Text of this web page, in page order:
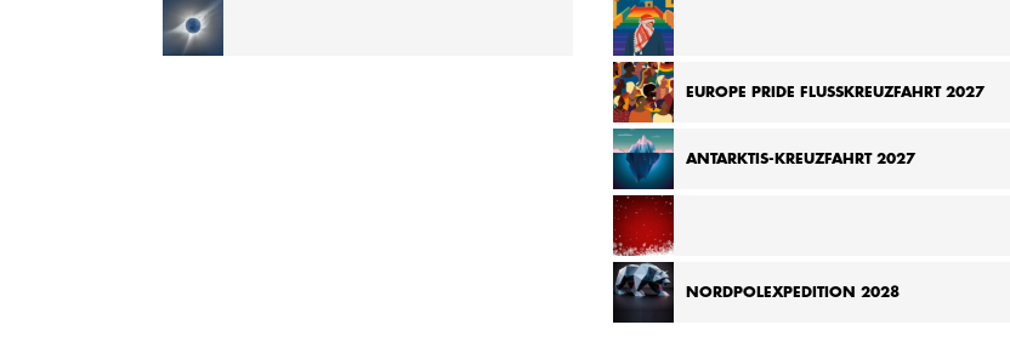
KREUZFAHRT VON MADAGASKAR ZU DEN
SEYCHELLEN 2026
KREUZFAHRT „TAUSENDUNDEINE NACHT“ 2027
EUROPE PRIDE FLUSSKREUZFAHRT 2027
ANTARKTIS-KREUZFAHRT 2027
KREUZFAHRT ZU DEN WEIHNACHTSMÄRKTEN
NORDPOLEXPEDITION 2028